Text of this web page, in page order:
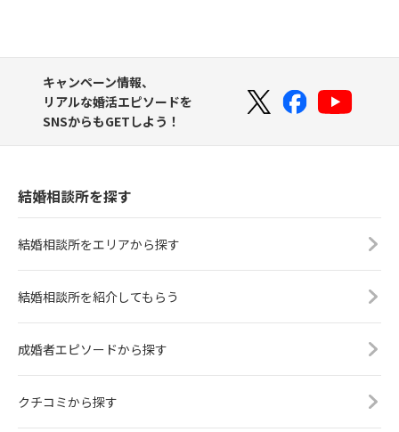
結婚相談所ビリーブインユアセルフ（ＢＩＹ）　米田
愛
014 東京都
Marriage Design Agency　春原美智子
015 福井県
婚活サポートOHANA　土屋小百合
016
Shanti Heart福岡　松尾奈津子
017 東京都
ALL愛NEED　陣川陽子
結婚相談所ホワイトローズ　桑原久美子
キャンペーン情報、
リアルな婚活エピソードを
SNSからもGETしよう！
結婚相談所を探す
結婚相談所をエリアから探す
結婚相談所を紹介してもらう
成婚者エピソードから探す
クチコミから探す